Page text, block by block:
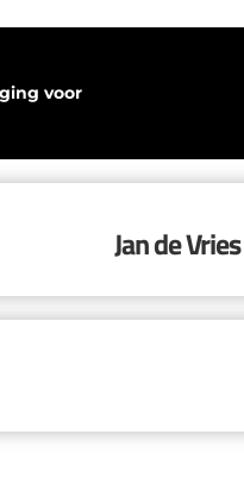
voor
Jan de Vries